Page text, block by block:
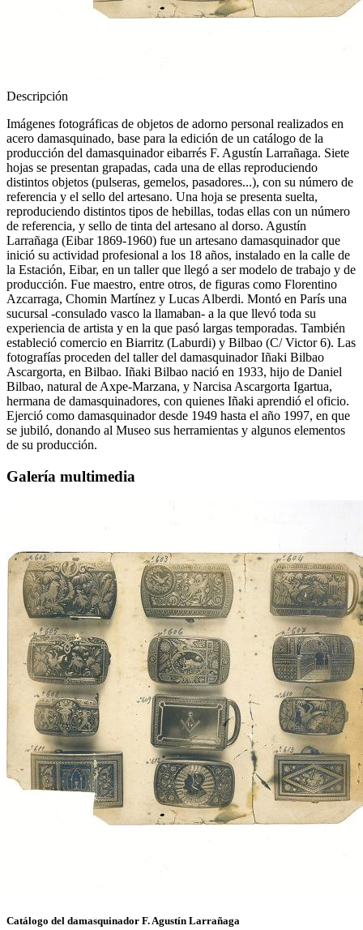
Descripción
Imágenes fotográficas de objetos de adorno personal realizados en
acero damasquinado, base para la edición de un catálogo de la
producción del damasquinador eibarrés F. Agustín Larrañaga. Siete
hojas se presentan grapadas, cada una de ellas reproduciendo
distintos objetos (pulseras, gemelos, pasadores...), con su número de
referencia y el sello del artesano. Una hoja se presenta suelta,
reproduciendo distintos tipos de hebillas, todas ellas con un número
de referencia, y sello de tinta del artesano al dorso. Agustín
Larrañaga (Eibar 1869-1960) fue un artesano damasquinador que
inició su actividad profesional a los 18 años, instalado en la calle de
la Estación, Eibar, en un taller que llegó a ser modelo de trabajo y de
producción. Fue maestro, entre otros, de figuras como Florentino
Azcarraga, Chomin Martínez y Lucas Alberdi. Montó en París una
sucursal -consulado vasco la llamaban- a la que llevó toda su
experiencia de artista y en la que pasó largas temporadas. También
estableció comercio en Biarritz (Laburdi) y Bilbao (C/ Victor 6). Las
fotografías proceden del taller del damasquinador Iñaki Bilbao
Ascargorta, en Bilbao. Iñaki Bilbao nació en 1933, hijo de Daniel
Bilbao, natural de Axpe-Marzana, y Narcisa Ascargorta Igartua,
hermana de damasquinadores, con quienes Iñaki aprendió el oficio.
Ejerció como damasquinador desde 1949 hasta el año 1997, en que
se jubiló, donando al Museo sus herramientas y algunos elementos
de su producción.
Galería multimedia
Catálogo del damasquinador F. Agustín Larrañaga